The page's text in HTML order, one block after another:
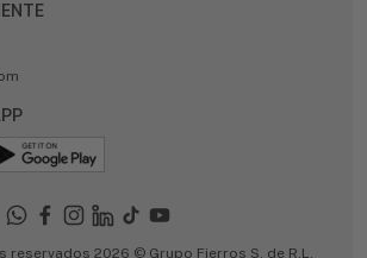
reservados 2026 © Grupo Fierros S. de R.L.